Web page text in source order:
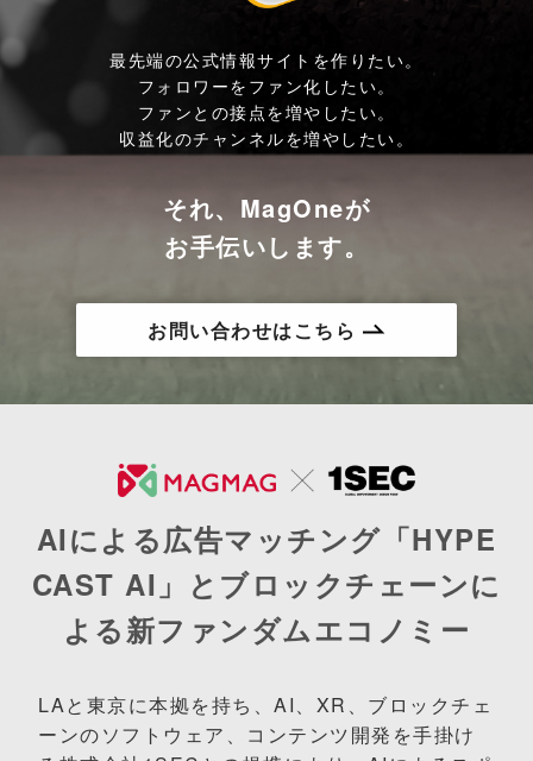
最先端の公式情報サイトを作りたい。
フォロワーをファン化したい。
ファンとの接点を増やしたい。
収益化のチャンネルを増やしたい。
それ、MagOneが
お手伝いします。
お問い合わせはこちら
AIによる広告マッチング「HYPE
CAST AI」と ブロックチェーンに
よる新ファンダムエコノミー
LAと東京に本拠を持ち、AI、XR、ブロックチェ
ーンのソフトウェア、コンテンツ開発を手掛け